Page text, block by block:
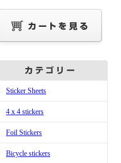
Sticker Sheets
4 x 4 stickers
Foil Stickers
Bicycle stickers